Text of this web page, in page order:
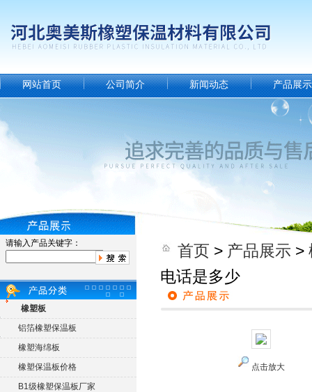
网站首页 公司简介 新闻动态 产品展示
请输入产品关键字：
橡塑板
铝箔橡塑保温板
橡塑海绵板
橡塑保温板价格
B1级橡塑保温板厂家
首页 > 产品展示 >
电话是多少
点击放大